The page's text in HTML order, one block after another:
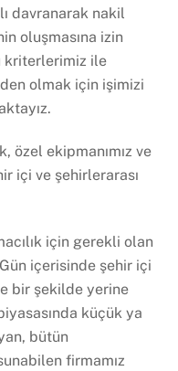
davranarak nakil
oluşmasına izin
kriterlerimiz ile
olmak için işimizi
özel ekipmanımız ve
içi ve şehirlerarası
için gerekli olan
içerisinde şehir içi
bir şekilde yerine
küçük ya
bütün
firmamız